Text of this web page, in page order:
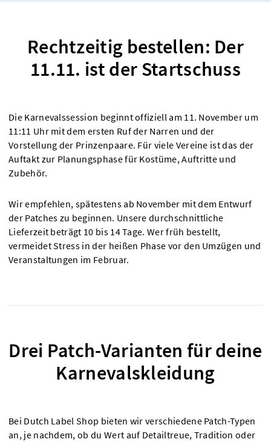
Rechtzeitig bestellen: Der
11.11. ist der Startschuss
Die Karnevalssession beginnt offiziell am 11. November um
11:11 Uhr mit dem ersten Ruf der Narren und der
Vorstellung der Prinzenpaare. Für viele Vereine ist das der
Auftakt zur Planungsphase für Kostüme, Auftritte und
Zubehör.
Wir empfehlen, spätestens ab November mit dem Entwurf
der Patches zu beginnen. Unsere durchschnittliche
Lieferzeit beträgt 10 bis 14 Tage. Wer früh bestellt,
vermeidet Stress in der heißen Phase vor den Umzügen und
Veranstaltungen im Februar.
Drei Patch-Varianten für deine
Karnevalskleidung
Bei Dutch Label Shop bieten wir verschiedene Patch-Typen
an, je nachdem, ob du Wert auf Detailtreue, Tradition oder